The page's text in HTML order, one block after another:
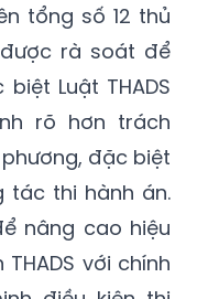
tổng số 12 thủ
rà soát để
Luật THADS
rõ hơn trách
đặc biệt
tác thi hành án.
nâng cao hiệu
với chính